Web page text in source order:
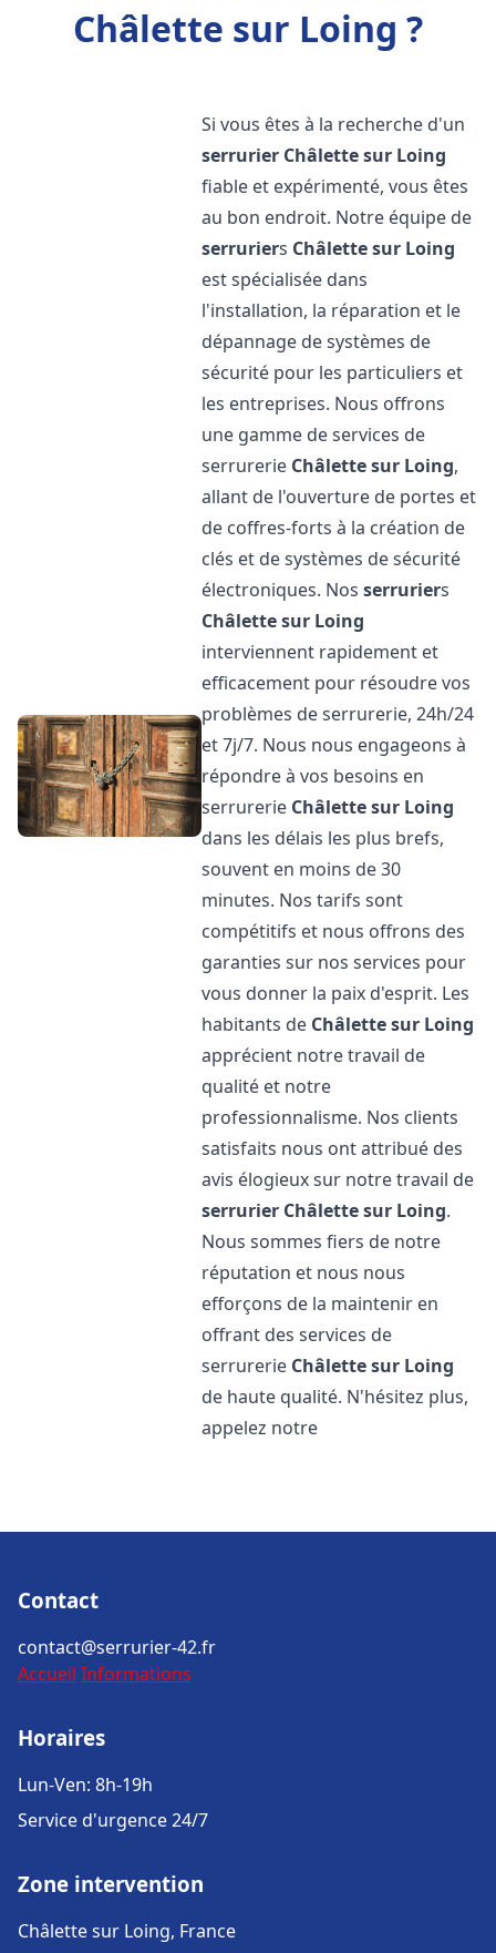
Châlette sur Loing ?
Si vous êtes à la recherche d'un
serrurier Châlette sur Loing
fiable et expérimenté, vous êtes
au bon endroit. Notre équipe de
serruriers Châlette sur Loing
est spécialisée dans
l'installation, la réparation et le
dépannage de systèmes de
sécurité pour les particuliers et
les entreprises. Nous offrons
une gamme de services de
serrurerie Châlette sur Loing,
allant de l'ouverture de portes et
de coffres-forts à la création de
clés et de systèmes de sécurité
électroniques. Nosserruriers
Châlette sur Loing
interviennent rapidement et
efficacement pour résoudre vos
problèmes de serrurerie, 24h/24
et 7j/7. Nous nous engageons à
répondre à vos besoins en
serrurerie Châlette sur Loing
dans les délais les plus brefs,
souvent en moins de 30
minutes. Nos tarifs sont
compétitifs et nous offrons des
garanties sur nos services pour
vous donner la paix d'esprit. Les
habitants de Châlette sur Loing
apprécient notre travail de
qualité et notre
professionnalisme. Nos clients
satisfaits nous ont attribué des
avis élogieux sur notre travail de
serrurier Châlette sur Loing.
Nous sommes fiers de notre
réputation et nous nous
efforçons de la maintenir en
offrant des services de
serrurerie Châlette sur Loing
de haute qualité. N'hésitez plus,
appelez notre
Contact
contact@serrurier-42.fr
Accueil Informations
Horaires
Lun-Ven: 8h-19h
Service d'urgence 24/7
Zone intervention
Châlette sur Loing, France